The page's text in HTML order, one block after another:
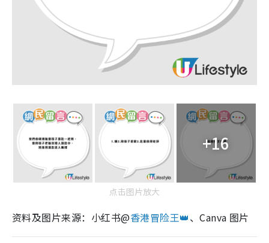
+16
点击图片放大
资料及图片来源：小红书@香港冒险王👑、Canva 图片